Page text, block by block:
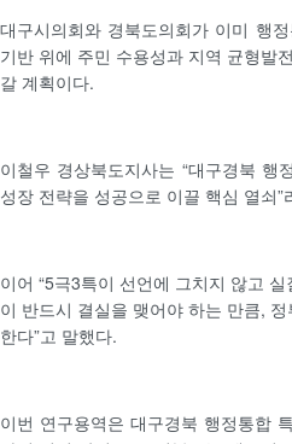
대구시의회와 경북도의회가 이미 행
기반 위에 주민 수용성과 지역 균형발
갈 계획이다.
이철우 경상북도지사는 “대구경북
성장 전략을 성공으로 이끌 핵심 열쇠”
이어 “5극3특이 선언에 그치지 않고
이 반드시 결실을 맺어야 하는 만큼,
한다”고 말했다.
이번 연구용역은 대구경북 행정통합